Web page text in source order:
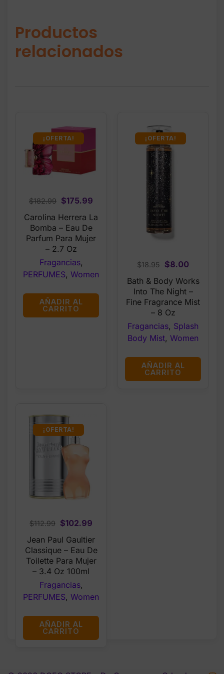
Productos
relacionados
¡OFERTA!
$182.99 Original
price
was:
$182.99.
$175.99
$175.99.
Carolina Herrera La
Bomba – Eau De
Parfum Para Mujer
– 2.7 Oz
Fragancias,
PERFUMES, Women
AÑADIR AL
CARRITO
¡OFERTA!
$18.95 Original
price
was:
$18.95.
$8.00Current
price
$8.00.
Bath & Body Works
Into The Night –
Fine Fragrance Mist
– 8 Oz
Fragancias, Splash
Body Mist, Women
AÑADIR AL
CARRITO
¡OFERTA!
$112.99 Original
price
was:
$112.99.
$102.99
is:
$102.99.
Jean Paul Gaultier
Classique – Eau De
Toilette Para Mujer
– 3.4 Oz 100ml
Fragancias,
PERFUMES, Women
AÑADIR AL
CARRITO